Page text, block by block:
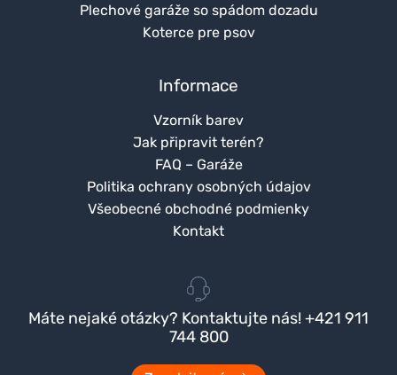
Plechové garáže so spádom dozadu
Koterce pre psov
Informace
Vzorník barev
Jak připravit terén?
FAQ – Garáže
Politika ochrany osobných údajov
Všeobecné obchodné podmienky
Kontakt
Máte nejaké otázky? Kontaktujte nás! +421 911
744 800